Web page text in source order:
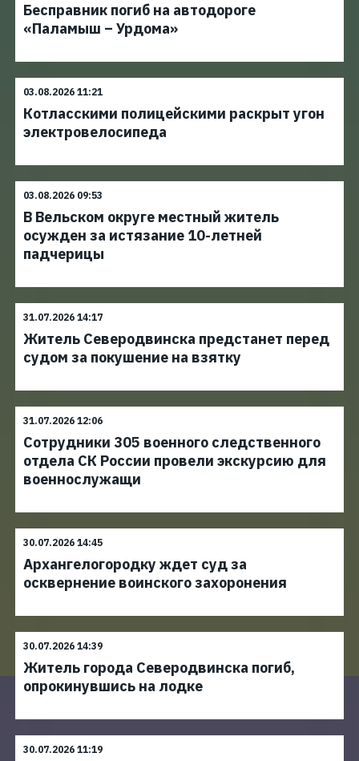
Бесправник погиб на автодороге
«Паламыш – Урдома»
03.08.2026 11:21
Котласскими полицейскими раскрыт угон
электровелосипеда
03.08.2026 09:53
В Вельском округе местный житель
осужден за истязание 10-летней
падчерицы
31.07.2026 14:17
Житель Северодвинска предстанет перед
судом за покушение на взятку
31.07.2026 12:06
Сотрудники 305 военного следственного
отдела СК России провели экскурсию для
военнослужащи
30.07.2026 14:45
Архангелогородку ждет суд за
осквернение воинского захоронения
30.07.2026 14:39
Житель города Северодвинска погиб,
опрокинувшись на лодке
30.07.2026 11:19